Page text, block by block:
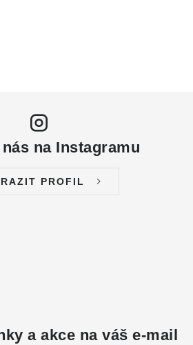
Hodnocení obchodu
na Instagramu
PROFIL
a akce na váš e-mail